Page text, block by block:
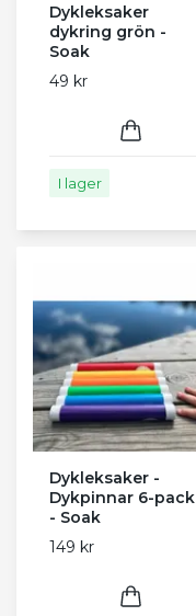
Dykleksaker
dykring grön -
Soak
49 kr
I lager
Dykleksaker -
Dykpinnar 6-pack
- Soak
149 kr